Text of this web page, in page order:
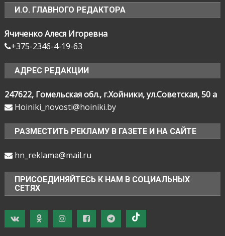
И.О. ГЛАВНОГО РЕДАКТОРА
Ячиченко Алеся Игоревна
+375-2346-4-19-63
АДРЕС РЕДАКЦИИ
247622, Гомельская обл., г.Хойники, ул.Советская, 50 а
Hoiniki_novosti@hoiniki.by
РАЗМЕСТИТЬ РЕКЛАМУ В ГАЗЕТЕ И НА САЙТЕ
hn_reklama@mail.ru
ПРИСОЕДИНЯЙТЕСЬ К НАМ В СОЦИАЛЬНЫХ
СЕТЯХ